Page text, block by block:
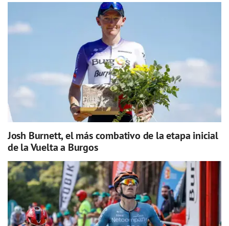
Josh Burnett, el más combativo de la etapa inicial
de la Vuelta a Burgos